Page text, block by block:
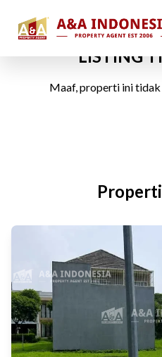
LISTING
Maaf, properti ini